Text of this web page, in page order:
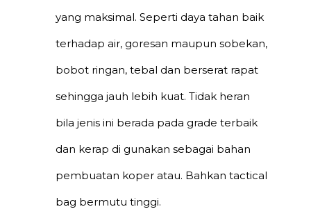
yang maksimal. Seperti daya tahan baik
terhadap air, goresan maupun sobekan,
bobot ringan, tebal dan berserat rapat
sehingga jauh lebih kuat. Tidak heran
bila jenis ini berada pada grade terbaik
dan kerap di gunakan sebagai bahan
pembuatan koper atau. Bahkan tactical
bag bermutu tinggi.